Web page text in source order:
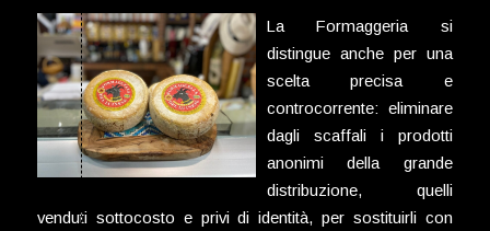
La Formaggeria si
distingue anche per una
scelta precisa e
controcorrente: eliminare
dagli scaffali i prodotti
anonimi della grande
distribuzione, quelli
venduti sottocosto e privi di identità, per sostituirli con